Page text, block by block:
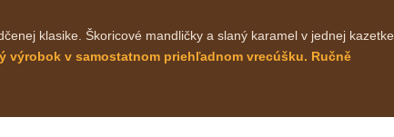
klasike. Škoricové mandličky a slaný karamel v jednej kazetke
výrobok v samostatnom priehľadnom vrecúšku. Ručně